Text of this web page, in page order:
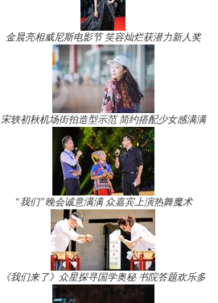
金晨亮相威尼斯电影节 笑容灿烂获潜力新人奖
宋轶初秋机场街拍造型示范 简约搭配少女感满满
“我们”晚会诚意满满 众嘉宾上演热舞魔术
《我们来了》众星探寻国学奥秘 书院答题欢乐多